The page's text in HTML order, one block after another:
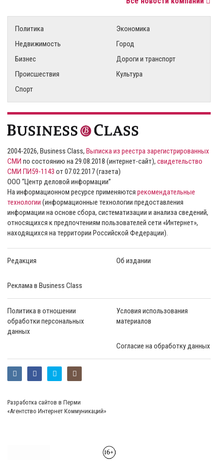
Политика
Экономика
Недвижимость
Город
Бизнес
Дороги и транспорт
Происшествия
Культура
Спорт
2004-2026, Business Class, Выписка из реестра зарегистрированных
СМИ по состоянию на 29.08.2018 (интернет-сайт), свидетельство
СМИ ПИ59-1143 от 07.02.2017 (газета)
ООО “Центр деловой информации”
На информационном ресурсе применяются рекомендательные
технологии (информационные технологии предоставления
информации на основе сбора, систематизации и анализа сведений,
относящихся к предпочтениям пользователей сети «Интернет»,
находящихся на территории Российской Федерации).
Редакция Об издании
Реклама в Business Class
Политика в отношении
обработки персональных
данных
Условия использования
материалов
Согласие на обработку данных
Разработка сайтов в Перми
«Агентство Интернет Коммуникаций»